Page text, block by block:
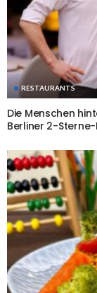
RESTAURANTS
Die Menschen
Berliner 2-